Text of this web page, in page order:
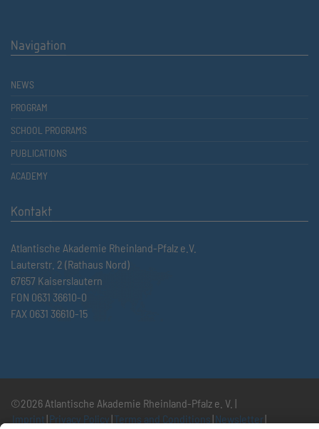
Navigation
NEWS
PROGRAM
SCHOOL PROGRAMS
PUBLICATIONS
ACADEMY
Kontakt
Atlantische Akademie Rheinland-Pfalz e.V.
Lauterstr. 2 (Rathaus Nord)
67657 Kaiserslautern
FON 0631 36610-0
FAX 0631 36610-15
©2026 Atlantische Akademie Rheinland-Pfalz e. V. |
Imprint |Privacy Policy |Terms and Conditions |Newsletter|